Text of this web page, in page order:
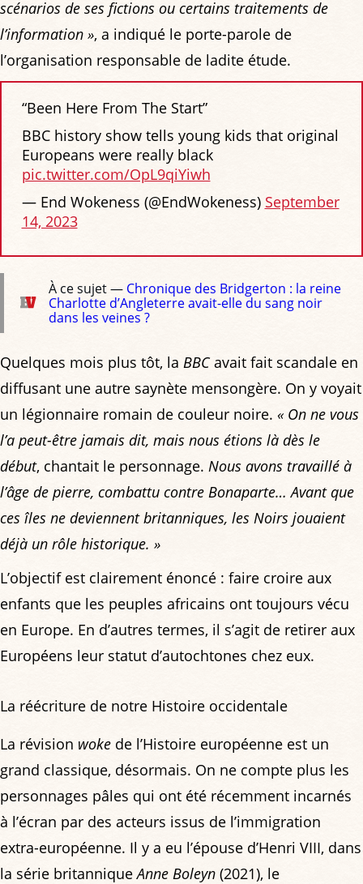
scénarios de ses fictions ou certains traitements de
l’information », a indiqué le porte-parole de
l’organisation responsable de ladite étude.
“Been Here From The Start”
BBC history show tells young kids that original
Europeans were really black
pic.twitter.com/OpL9qiYiwh
— End Wokeness (@EndWokeness) September
14, 2023
À ce sujet — Chronique des Bridgerton : la reine
Charlotte d’Angleterre avait-elle du sang noir
dans les veines ?
Quelques mois plus tôt, la BBCavait fait scandale en
diffusant une autre saynète mensongère. On y voyait
un légionnaire romain de couleur noire. « On ne vous
l’a peut-être jamais dit, mais nous étions là dès le
début, chantait le personnage. Nous avons travaillé à
l’âge de pierre, combattu contre Bonaparte… Avant que
ces îles ne deviennent britanniques, les Noirs jouaient
déjà un rôle historique. »
L’objectif est clairement énoncé : faire croire aux
enfants que les peuples africains ont toujours vécu
en Europe. En d’autres termes, il s’agit de retirer aux
Européens leur statut d’autochtones chez eux.
La réécriture de notre Histoire occidentale
La révision woke de l’Histoire européenne est un
grand classique, désormais. On ne compte plus les
personnages pâles qui ont été récemment incarnés
à l’écran par des acteurs issus de l’immigration
extra-européenne. Il y a eu l’épouse d’Henri VIII, dans
la série britanniqueAnne Boleyn (2021), le